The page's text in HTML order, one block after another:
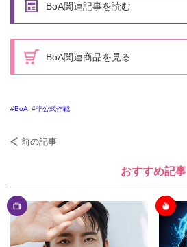
BoA関連記事を読む
BoA関連商品を見る
BoA 非公式作戦
前の記事
おすすめ記事